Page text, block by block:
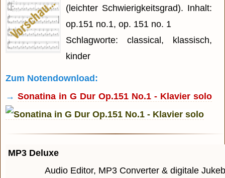
(leichter Schwierigkeitsgrad). Inhalt:
op.151 no.1, op. 151 no. 1
Schlagworte: classical, klassisch,
kinder
Zum Notendownload:
→ Sonatina in G Dur Op.151 No.1 - Klavier solo
MP3 Deluxe
Audio Editor, MP3 Converter & digitale